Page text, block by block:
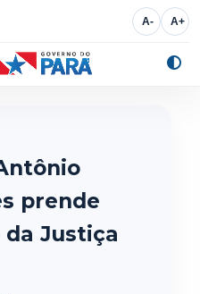
A- A+
prende
Justiça